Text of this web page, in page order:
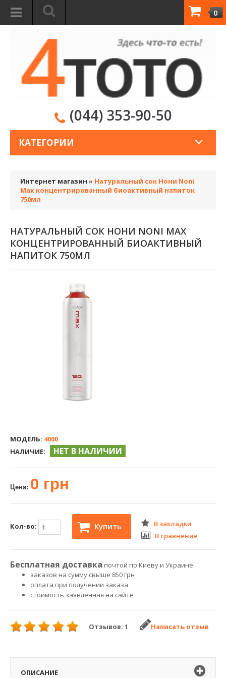
0
(044) 353-90-50
КАТЕГОРИИ
Интернет магазин » Натуральный сок Нони Noni
Мах концентрированный биоактивный напиток
750мл
НАТУРАЛЬНЫЙ СОК НОНИ NONI МАХ
КОНЦЕНТРИРОВАННЫЙ БИОАКТИВНЫЙ
НАПИТОК 750МЛ
МОДЕЛЬ: 4000
НАЛИЧИЕ:
НЕТ В НАЛИЧИИ
Цена: 0 грн
Кол-во: Купить
В закладки
В сравнение
Бесплатная доставка почтой по Киеву и Украине
заказов на сумму свыше 850 грн
оплата при получении заказа
стоимость заявленная на сайте
Отзывов: 1 Написать отзыв
ОПИСАНИЕ